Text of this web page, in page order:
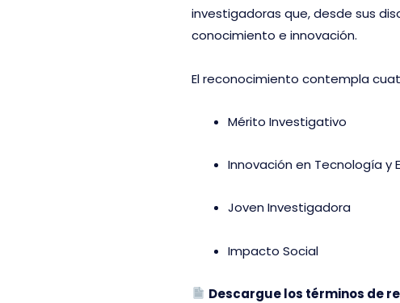
investigadoras que, desde sus
conocimiento e innovación.
El reconocimiento contempla
Mérito Investigativo
Innovación en Tecnología y
Joven Investigadora
Impacto Social
Descargue los términos de